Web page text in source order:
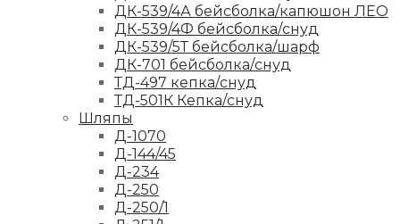
ДК-539/4А бейсболка/капюшон ЛЕО
ДК-539/4Ф бейсболка/снуд
ДК-539/5Т бейсболка/шарф
ДК-701 бейсболка/снуд
ТД-497 кепка/снуд
ТД-501К Кепка/снуд
Шляпы
Д-1070
Д-144/45
Д-234
Д-250
Д-250/1